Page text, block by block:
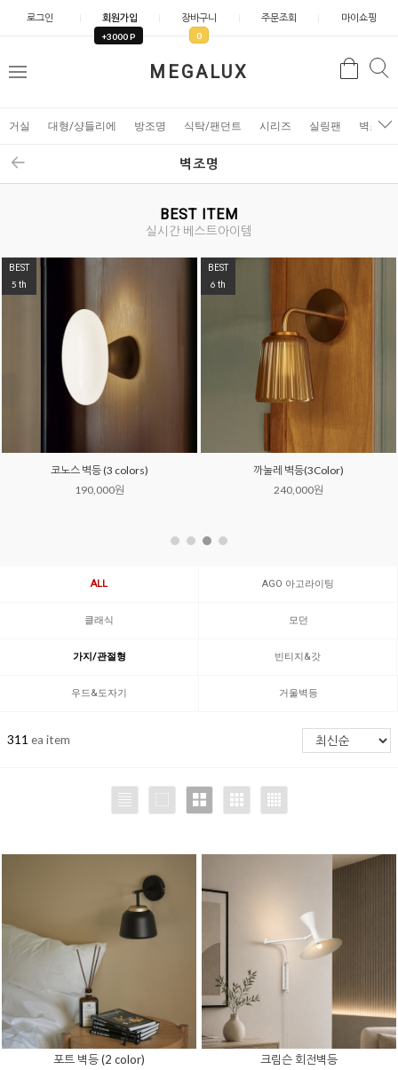
로그인 회원가입
+3000 P
장바구니
0
주문조회 마이쇼핑
MEGALUX
메
검
거실 대형/샹들리에 방조명 식탁/팬던트 시리즈 실링팬 벽조명
벽조명
BEST ITEM
실시간 베스트아이템
BEST
7th
버즈 벽등 (6 color)
159,000원
BEST
8th
비코 벽등 (4 color)
220,000원
ALL AGO 아고라이팅
클래식 모던
가지/관절형 빈티지&갓
우드&도자기 거울벽등
311 ea item
포트 벽등 (2 color) 크림슨 회전벽등